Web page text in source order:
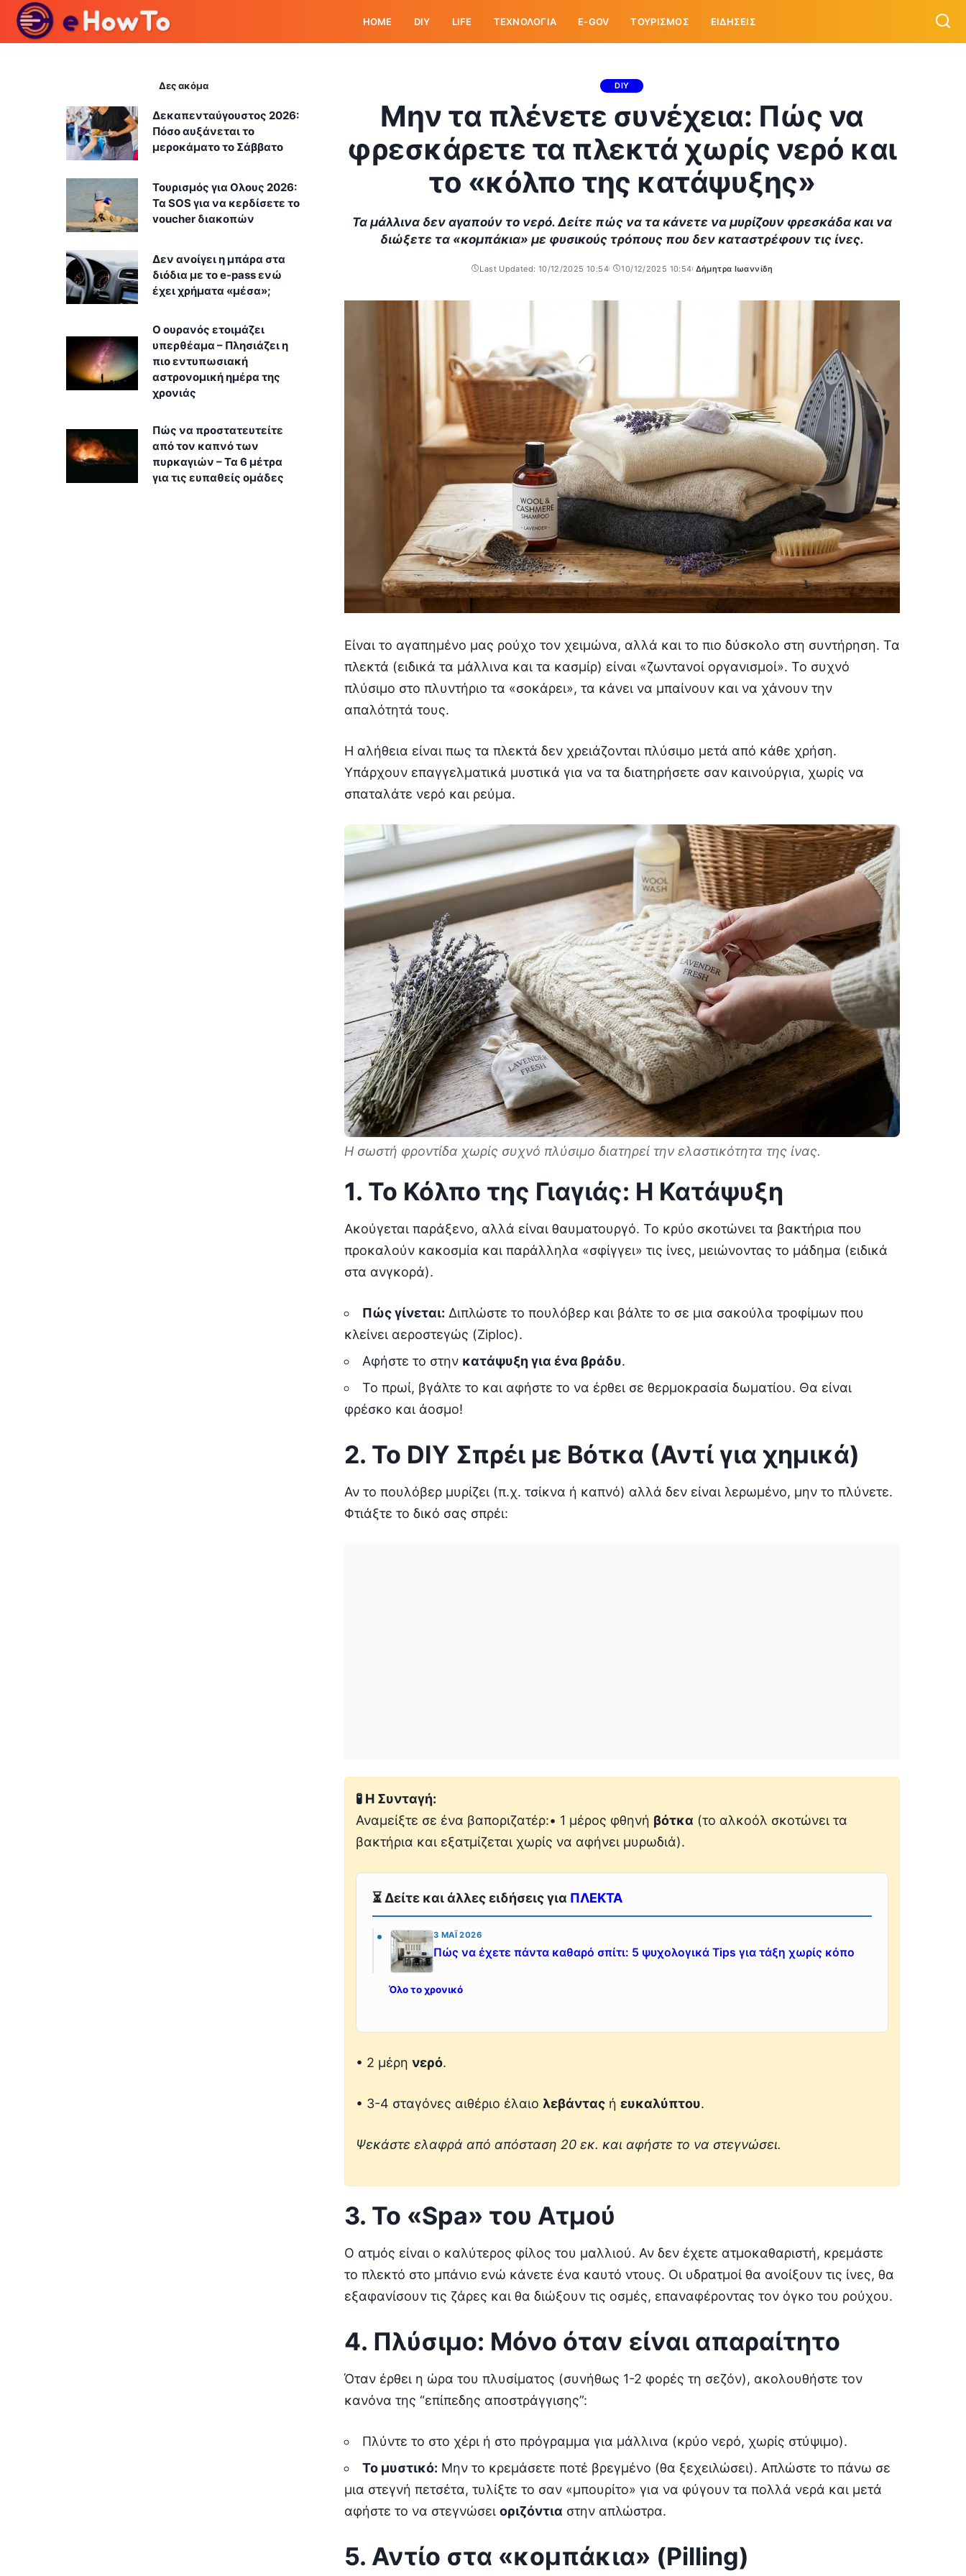
HOME DIY LIFE ΤΕΧΝΟΛΟΓΙΑ E-GOV ΤΟΥΡΙΣΜΟΣ ΕΙΔΗΣΕΙΣ
DIY
Μην τα πλένετε συνέχεια: Πώς να
φρεσκάρετε τα πλεκτά χωρίς νερό και
το «κόλπο της κατάψυξης»
Τα μάλλινα δεν αγαπούν το νερό. Δείτε πώς να τα κάνετε να μυρίζουν φρεσκάδα και να
διώξετε τα «κομπάκια» με φυσικούς τρόπους που δεν καταστρέφουν τις ίνες.
Last Updated: 10/12/2025 10:54 10/12/2025 10:54
Posted
Δήμητρα Ιωαννίδη
Είναι το αγαπημένο μας ρούχο τον χειμώνα, αλλά και το πιο δύσκολο στη συντήρηση. Τα
πλεκτά (ειδικά τα μάλλινα και τα κασμίρ) είναι «ζωντανοί οργανισμοί». Το συχνό
πλύσιμο στο πλυντήριο τα «σοκάρει», τα κάνει να μπαίνουν και να χάνουν την
απαλότητά τους.
Η αλήθεια είναι πως τα πλεκτά δεν χρειάζονται πλύσιμο μετά από κάθε χρήση.
Υπάρχουν επαγγελματικά μυστικά για να τα διατηρήσετε σαν καινούργια, χωρίς να
σπαταλάτε νερό και ρεύμα.
Η σωστή φροντίδα χωρίς συχνό πλύσιμο διατηρεί την ελαστικότητα της ίνας.
1. Το Κόλπο της Γιαγιάς: Η Κατάψυξη
Ακούγεται παράξενο, αλλά είναι θαυματουργό. Το κρύο σκοτώνει τα βακτήρια που
προκαλούν κακοσμία και παράλληλα «σφίγγει» τις ίνες, μειώνοντας το μάδημα (ειδικά
στα ανγκορά).
Πώς γίνεται: Διπλώστε το πουλόβερ και βάλτε το σε μια σακούλα τροφίμων που
κλείνει αεροστεγώς (Ziploc).
Αφήστε το στην κατάψυξη για ένα βράδυ.
Το πρωί, βγάλτε το και αφήστε το να έρθει σε θερμοκρασία δωματίου. Θα είναι
φρέσκο και άοσμο!
2. Το DIY Σπρέι με Βότκα (Αντί για χημικά)
Αν το πουλόβερ μυρίζει (π.χ. τσίκνα ή καπνό) αλλά δεν είναι λερωμένο, μην το πλύνετε.
Φτιάξτε το δικό σας σπρέι:
🧪 Η Συνταγή:
Αναμείξτε σε ένα βαποριζατέρ:• 1 μέρος φθηνή βότκα (το αλκοόλ σκοτώνει τα
βακτήρια και εξατμίζεται χωρίς να αφήνει μυρωδιά).
⏳ Δείτε και άλλες ειδήσεις για ΠΛΕΚΤΑ
3 ΜΆΙ 2026
Πώς να έχετε πάντα καθαρό σπίτι: 5 ψυχολογικά Tips για τάξη χωρίς κόπο
Όλο το χρονικό
• 2 μέρη νερό.
• 3-4 σταγόνες αιθέριο έλαιο λεβάνταςή ευκαλύπτου.
Ψεκάστε ελαφρά από απόσταση 20 εκ. και αφήστε το να στεγνώσει.
3. Το «Spa» του Ατμού
Ο ατμός είναι ο καλύτερος φίλος του μαλλιού. Αν δεν έχετε ατμοκαθαριστή, κρεμάστε
το πλεκτό στο μπάνιο ενώ κάνετε ένα καυτό ντους. Οι υδρατμοί θα ανοίξουν τις ίνες, θα
εξαφανίσουν τις ζάρες και θα διώξουν τις οσμές, επαναφέροντας τον όγκο του ρούχου.
4. Πλύσιμο: Μόνο όταν είναι απαραίτητο
Όταν έρθει η ώρα του πλυσίματος (συνήθως 1-2 φορές τη σεζόν), ακολουθήστε τον
κανόνα της “επίπεδης αποστράγγισης”:
Πλύντε το στο χέρι ή στο πρόγραμμα για μάλλινα (κρύο νερό, χωρίς στύψιμο).
Το μυστικό: Μην το κρεμάσετε ποτέ βρεγμένο (θα ξεχειλώσει). Απλώστε το πάνω σε
μια στεγνή πετσέτα, τυλίξτε το σαν «μπουρίτο» για να φύγουν τα πολλά νερά και μετά
αφήστε το να στεγνώσει οριζόντια στην απλώστρα.
5. Αντίο στα «κομπάκια» (Pilling)
Δες ακόμα
Δεκαπενταύγουστος 2026:
Πόσο αυξάνεται το
μεροκάματο το Σάββατο
Τουρισμός για Ολους 2026:
Τα SOS για να κερδίσετε το
voucher διακοπών
Δεν ανοίγει η μπάρα στα
διόδια με το e-pass ενώ
έχει χρήματα «μέσα»;
Ο ουρανός ετοιμάζει
υπερθέαμα – Πλησιάζει η
πιο εντυπωσιακή
αστρονομική ημέρα της
χρονιάς
Πώς να προστατευτείτε
από τον καπνό των
πυρκαγιών – Τα 6 μέτρα
για τις ευπαθείς ομάδες